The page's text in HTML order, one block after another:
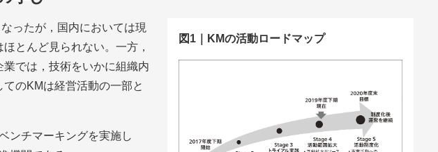
図1｜KMの活動ロードマップ
ったが，国内においては現
とんど見られない。一方，
では，技術をいかに組織内
のKMは経営活動の一部と
ンチマーキングを実施し